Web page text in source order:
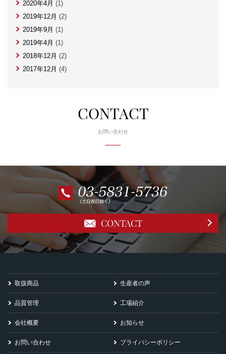
2020年4月 (1)
2019年12月 (2)
2019年9月 (1)
2019年4月 (1)
2018年12月 (2)
2017年12月 (4)
CONTACT
お問い合わせ
CONTACT
取扱商品 生産者の声
品質管理 工場紹介
会社概要 お知らせ
お問い合わせ プライバシーポリシー